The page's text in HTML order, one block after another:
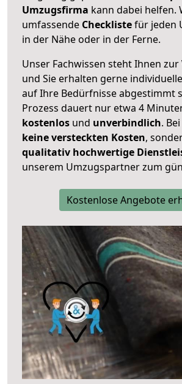
Umzugsfirma kann dabei helfen.
umfassende Checklistefür jeden
in der Nähe oder in der Ferne.
Unser Fachwissen steht Ihnen
und Sie erhalten gerne
auf Ihre Bedürfnisse abgestimmt
Prozess dauert nur etwa 4
kostenlos und unverbindlich.
keine versteckten Kosten,
qualitativ hochwertige
unserem Umzugspartner zum
Kostenlose Angebote